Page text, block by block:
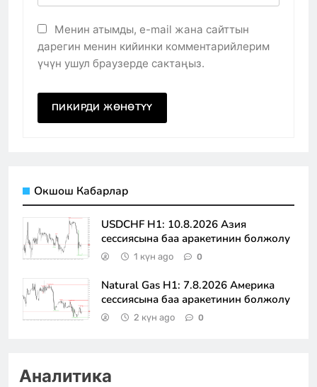
Менин атымды, e-mail жана сайттын
дарегин менин кийинки комментарийлерим
үчүн ушул браузерде сактаңыз.
Окшош Кабарлар
USDCHF H1: 10.8.2026 Азия
сессиясына баа аракетинин болжолу
1 күн ago 0
Natural Gas H1: 7.8.2026 Америка
сессиясына баа аракетинин болжолу
2 күн ago 0
Аналитика